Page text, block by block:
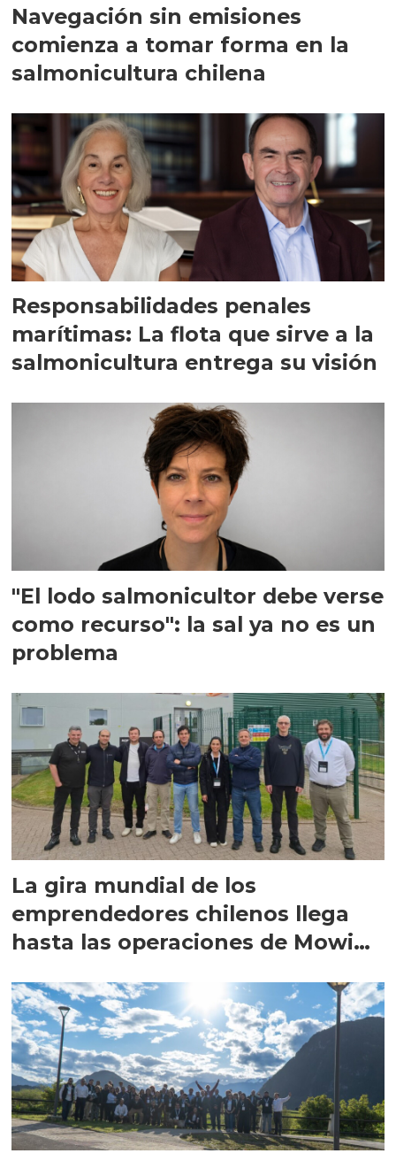
Navegación sin emisiones
comienza a tomar forma en la
salmonicultura chilena
Responsabilidades penales
marítimas: La flota que sirve a la
salmonicultura entrega su visión
"El lodo salmonicultor debe verse
como recurso": la sal ya no es un
problema
La gira mundial de los
emprendedores chilenos llega
hasta las operaciones de Mowi